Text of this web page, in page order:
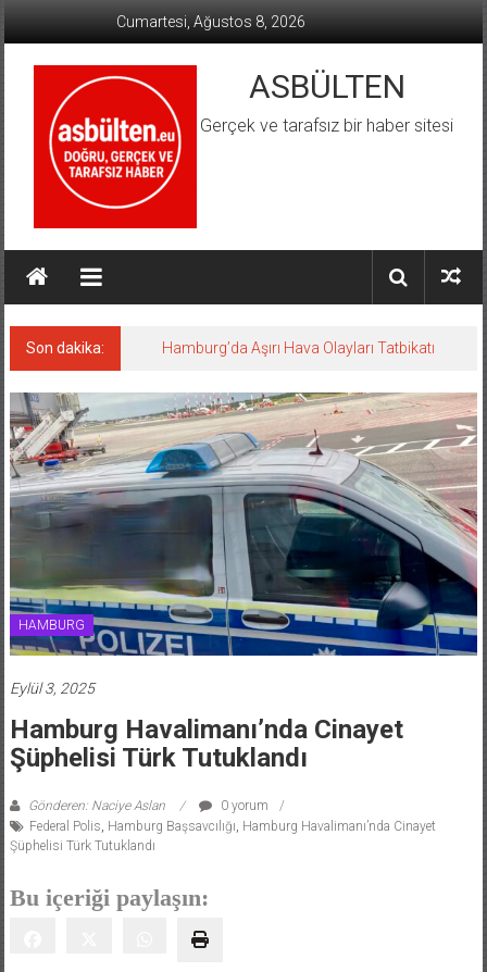
Cumartesi, Ağustos 8, 2026
ASBÜLTEN
Gerçek ve tarafsız bir haber sitesi
Son dakika: Hamburg’da Aşırı Hava Olayları Tatbikatı
HAMBURG
Eylül 3, 2025
Hamburg Havalimanı’nda Cinayet
Şüphelisi Türk Tutuklandı
Gönderen: Naciye Aslan
0 yorum
Federal Polis Hamburg Başsavcılığı Hamburg Havalimanı’nda Cinayet
Şüphelisi Türk Tutuklandı
Bu içeriği paylaşın: